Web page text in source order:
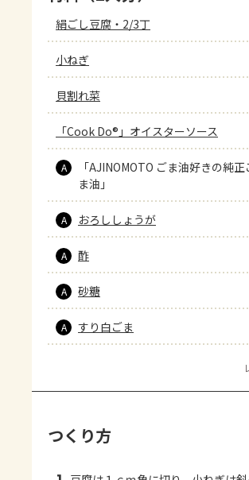
絹ごし豆腐・2/3丁
小ねぎ
貝割れ菜
「Cook Do®」オイスターソース
A
「AJINOMOTO ごま油好きの純正
ま油」
A おろししょうが
A 酢
A 砂糖
A すり白ごま
つくり方